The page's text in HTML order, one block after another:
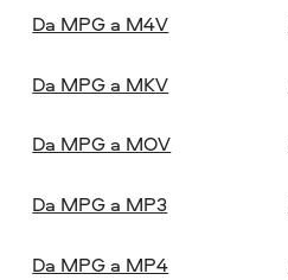
Da MPG a M4V
Da MPG a MKV
Da MPG a MOV
Da MPG a MP3
Da MPG a MP4